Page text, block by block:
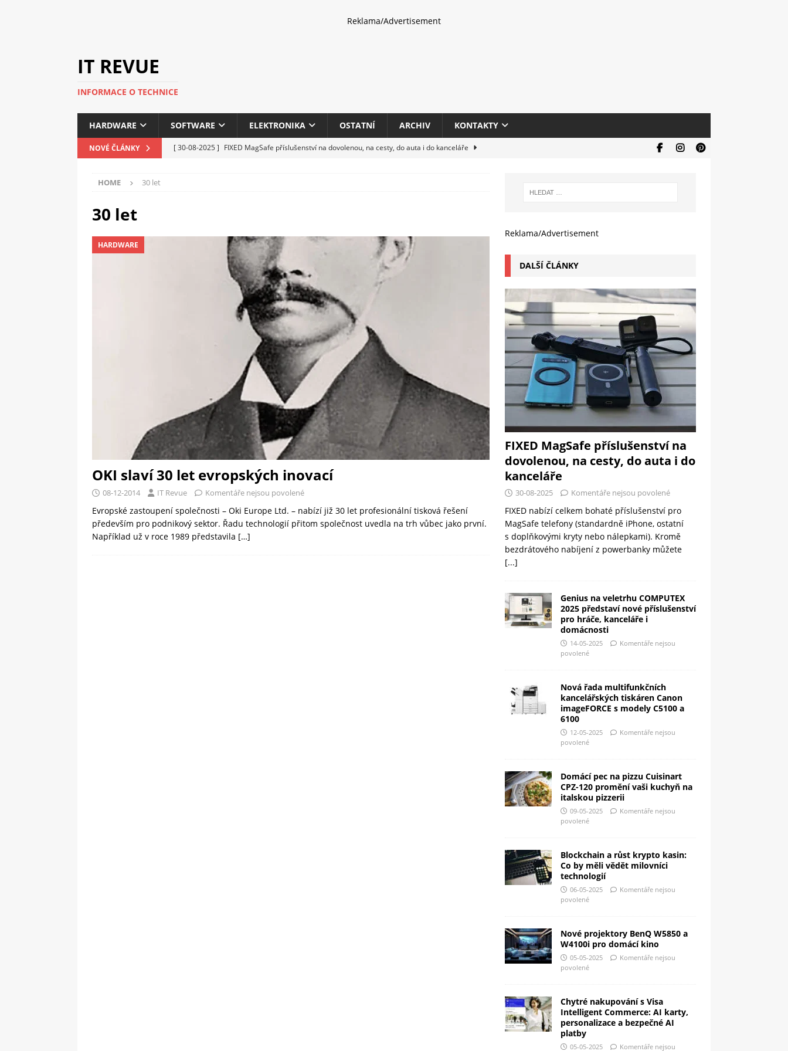
Reklama/Advertisement
IT REVUE
INFORMACE O TECHNICE
HARDWARE SOFTWARE ELEKTRONIKA OSTATNÍ ARCHIV KONTAKTY
NOVÉ ČLÁNKY [ 30-08-2025 ] FIXED MagSafe příslušenství na dovolenou, na cesty, do auta i do kanceláře
PERIFERIE
Domácí pec na pizzu Cuisinart CPZ-120 promění vaši kuchyň na italskou
OSTATNÍ
Blockchain a růst krypto kasin: Co by měli vědět milovníci technologií
HOME 30 let
30 let
HARDWARE
OKI slaví 30 let evropských inovací
08-12-2014 IT Revue Komentáře nejsou povolené
Evropské zastoupení společnosti – Oki Europe Ltd. – nabízí již 30 let profesionální tisková řešení
především pro podnikový sektor. Řadu technologií přitom společnost uvedla na trh vůbec jako první.
Například už v roce 1989 představila […]
Reklama/Advertisement
DALŠÍ ČLÁNKY
FIXED MagSafe příslušenství na
dovolenou, na cesty, do auta i do
kanceláře
30-08-2025 Komentáře nejsou povolené
FIXED nabízí celkem bohaté příslušenství pro
MagSafe telefony (standardně iPhone, ostatní
s doplňkovými kryty nebo nálepkami). Kromě
bezdrátového nabíjení z powerbanky můžete
[...]
Genius na veletrhu COMPUTEX
2025 představí nové příslušenství
pro hráče, kanceláře i
domácnosti
14-05-2025
Komentáře nejsou
povolené
Nová řada multifunkčních
kancelářských tiskáren Canon
imageFORCE s modely C5100 a
6100
12-05-2025
Komentáře nejsou
povolené
Domácí pec na pizzu Cuisinart
CPZ-120 promění vaši kuchyň na
italskou pizzerii
09-05-2025
Komentáře nejsou
povolené
Blockchain a růst krypto kasin:
Co by měli vědět milovníci
technologií
06-05-2025
Komentáře nejsou
povolené
Nové projektory BenQ W5850 a
W4100i pro domácí kino
05-05-2025
Komentáře nejsou
povolené
Chytré nakupování s Visa
Intelligent Commerce: AI karty,
personalizace a bezpečné AI
platby
05-05-2025 Komentáře nejsou